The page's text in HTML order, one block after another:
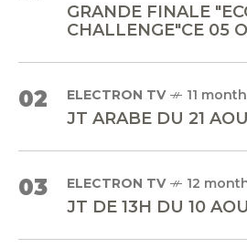
GRANDE FINALE
CHALLENGE"CE 05
02 ELECTRON TV 11
JT ARABE DU 21
03 ELECTRON TV 12
JT DE 13H DU 10